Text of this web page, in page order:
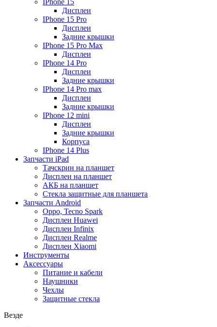
IPhone 15
Дисплеи
IPhone 15 Pro
Дисплеи
Задние крышки
IPhone 15 Pro Max
Дисплеи
IPhone 14 Pro
Дисплеи
Задние крышки
IPhone 14 Pro max
Дисплеи
Задние крышки
IPhone 12 mini
Дисплеи
Задние крышки
Корпуса
IPhone 14 Plus
Запчасти iPad
Тачскрин на планшет
Дисплеи на планшет
АКБ на планшет
Стекла защитные для планшета
Запчасти Android
Oppo, Tecno Spark
Дисплеи Huawei
Дисплеи Infinix
Дисплеи Realme
Дисплеи Xiaomi
Инструменты
Аксессуары
Питание и кабели
Наушники
Чехлы
Защитные стекла
Везде